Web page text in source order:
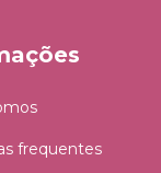
frequentes